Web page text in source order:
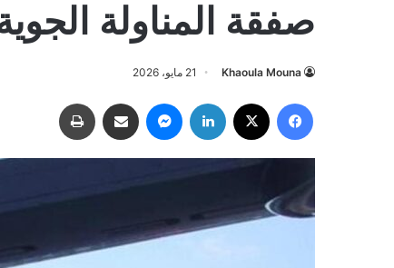
صفقة المناولة
Khaoula Mouna 21 مايو، 2026